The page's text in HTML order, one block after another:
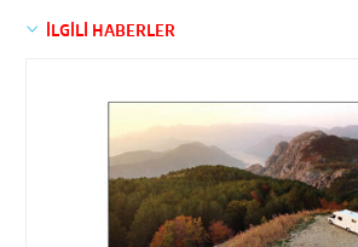
İLGİLİ HABERLER